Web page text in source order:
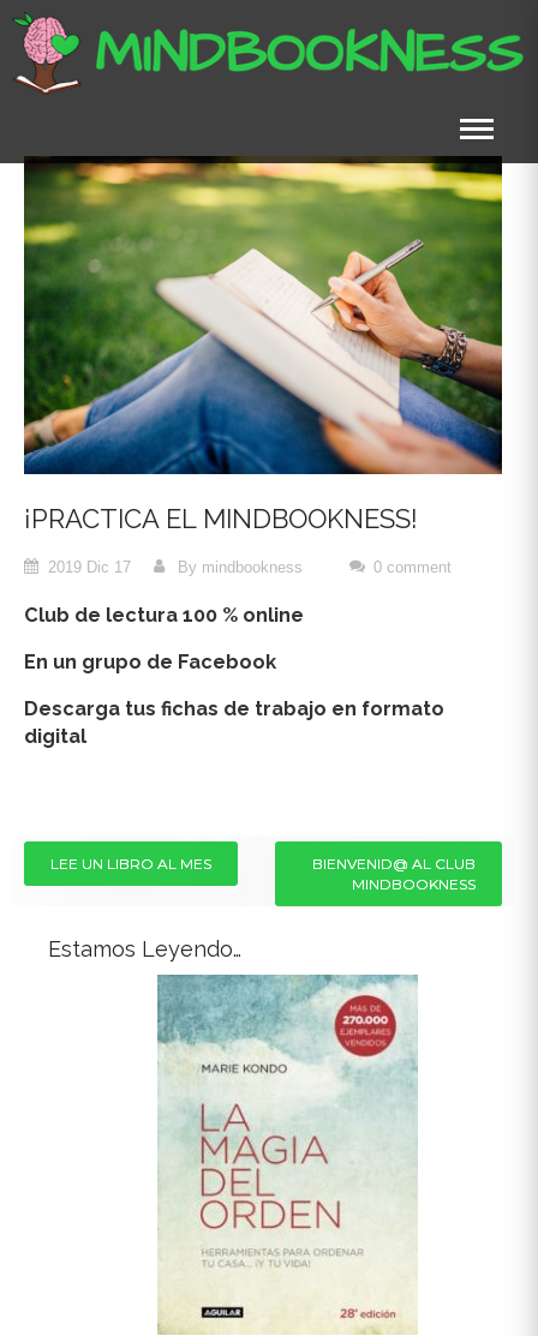
Skip
content
¡PRACTICA EL MINDBOOKNESS!
2019 Dic 17 By mindbookness 0 comment
Club de lectura 100 % online
En un grupo de Facebook
Descarga tus fichas de trabajo en formato
digital
Navegación
entradas
LEE UN LIBRO AL MES
BIENVENID@ AL CLUB
MINDBOOKNESS
Estamos Leyendo…